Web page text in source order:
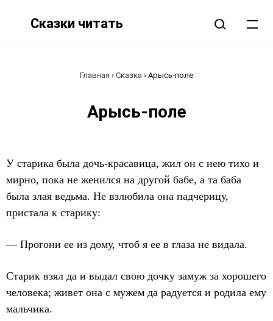
Сказки читать
Главная › Сказка › Арысь-поле
Арысь-поле
У старика была дочь-красавица, жил он с нею тихо и
мирно, пока не женился на другой бабе, а та баба
была злая ведьма. Не взлюбила она падчерицу,
пристала к старику:
— Прогони ее из дому, чтоб я ее в глаза не видала.
Старик взял да и выдал свою дочку замуж за хорошего
человека; живет она с мужем да радуется и родила ему
мальчика.